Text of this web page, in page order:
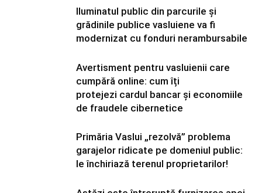
Iluminatul public din parcurile și
grădinile publice vasluiene va fi
modernizat cu fonduri nerambursabile
Avertisment pentru vasluienii care
cumpără online: cum îți
protejezi cardul bancar și economiile
de fraudele cibernetice
Primăria Vaslui „rezolvă” problema
garajelor ridicate pe domeniul public:
le închiriază terenul proprietarilor!